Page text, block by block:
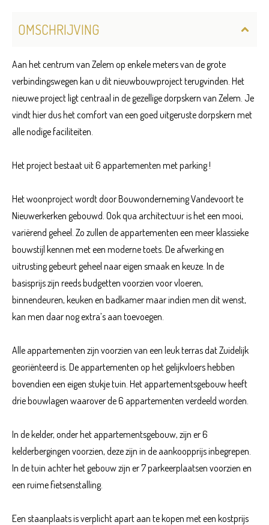
OMSCHRIJVING
Aan het centrum van Zelem op enkele meters van de grote
verbindingswegen kan u dit nieuwbouwproject terugvinden. Het
nieuwe project ligt centraal in de gezellige dorpskern van Zelem. Je
vindt hier dus het comfort van een goed uitgeruste dorpskern met
alle nodige faciliteiten.
Het project bestaat uit 6 appartementen met parking !
Het woonproject wordt door Bouwonderneming Vandevoort te
Nieuwerkerken gebouwd. Ook qua architectuur is het een mooi,
variërend geheel. Zo zullen de appartementen een meer klassieke
bouwstijl kennen met een moderne toets. De afwerking en
uitrusting gebeurt geheel naar eigen smaak en keuze. In de
basisprijs zijn reeds budgetten voorzien voor vloeren,
binnendeuren, keuken en badkamer maar indien men dit wenst,
kan men daar nog extra’s aan toevoegen.
Alle appartementen zijn voorzien van een leuk terras dat Zuidelijk
georiënteerd is. De appartementen op het gelijkvloers hebben
bovendien een eigen stukje tuin. Het appartementsgebouw heeft
drie bouwlagen waarover de 6 appartementen verdeeld worden.
In de kelder, onder het appartementsgebouw, zijn er 6
kelderbergingen voorzien, deze zijn in de aankoopprijs inbegrepen.
In de tuin achter het gebouw zijn er 7 parkeerplaatsen voorzien en
een ruime fietsenstalling.
Een staanplaats is verplicht apart aan te kopen met een kostprijs